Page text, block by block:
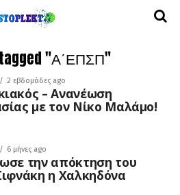
"Α΄ΕΠΣΠ"
2 εβδομάδες ago
– Ανανέωση
με τον Νίκο Μαλάμο!
6 μήνες ago
την απόκτηση του
η Χαλκηδόνα